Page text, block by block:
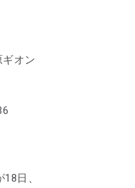
オン
日、